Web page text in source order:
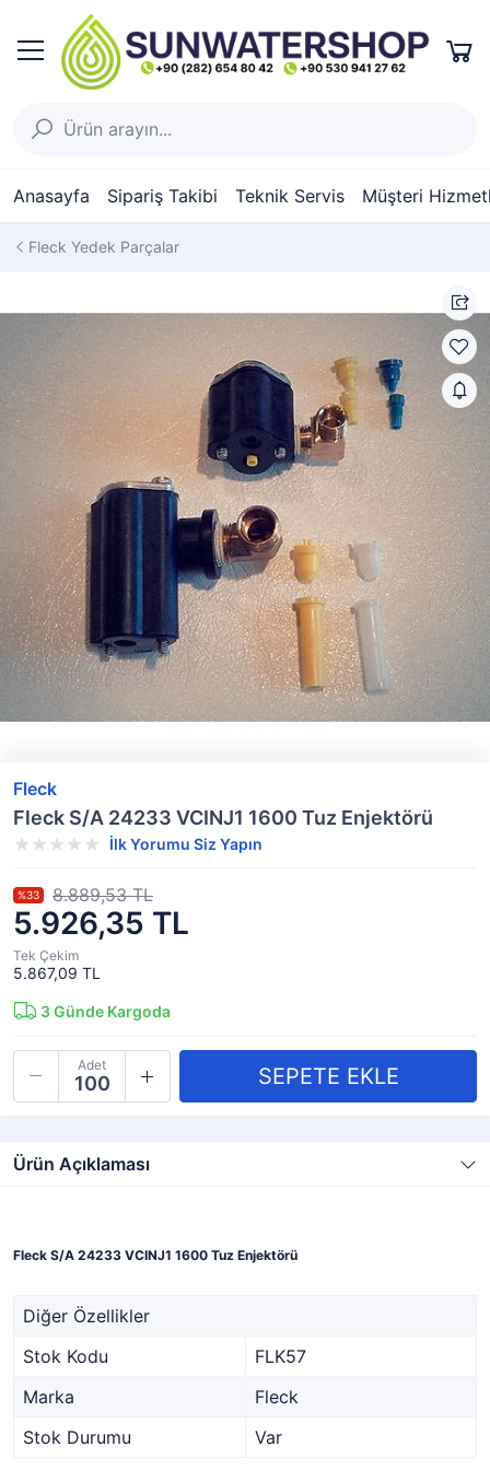
Anasayfa Sipariş Takibi Teknik Servis Müşteri
Fleck Yedek Parçalar
Fleck
Fleck S/A 24233 VCINJ1 1600 Tuz Enjektörü
İlk Yorumu Siz Yapın
5.926,35 TL
%33 8.889,53 TL
Tek Çekim
5.867,09 TL
3Günde Kargoda
Adet
Ürün Açıklaması
Fleck S/A 24233 VCINJ1 1600 Tuz Enjektörü
Diğer Özellikler
Stok Kodu
FLK57
Marka
Fleck
Stok Durumu
Var